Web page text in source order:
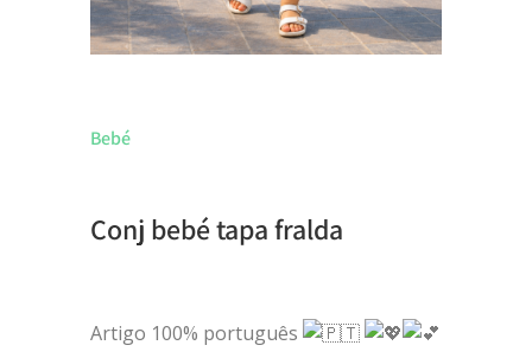
Bebé
Conj bebé tapa fralda
Artigo 100% português